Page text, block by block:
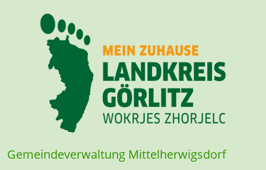
Gemeindeverwaltung Mittelherwigsdorf